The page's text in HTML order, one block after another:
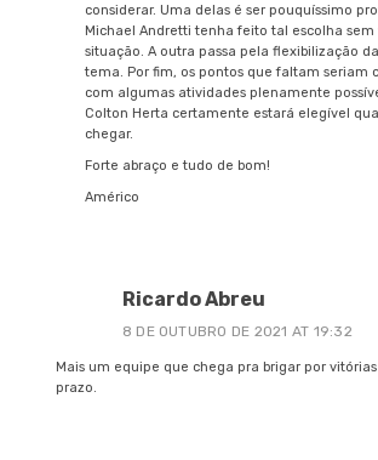
considerar. Uma delas é ser pouquíssimo
Michael Andretti tenha feito tal escolha sem
situação. A outra passa pela flexibilização
tema. Por fim, os pontos que faltam seriam
com algumas atividades plenamente
Colton Herta certamente estará elegível
chegar.
Forte abraço e tudo de bom!
Américo
Ricardo Abreu
8 DE OUTUBRO DE 2021 AT 19:32
Mais um equipe que chega pra brigar por
prazo.